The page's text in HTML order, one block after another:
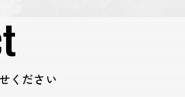
ください